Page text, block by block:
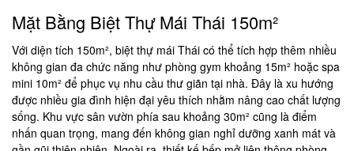
Mặt Bằng Biệt Thự Mái Thái 150m²
Với diện tích 150m², biệt thự mái Thái có thể tích hợp thêm nhiều
không gian đa chức năng như phòng gym khoảng 15m² hoặc spa
mini 10m² để phục vụ nhu cầu thư giãn tại nhà. Đây là xu hướng
được nhiều gia đình hiện đại yêu thích nhằm nâng cao chất lượng
sống. Khu vực sân vườn phía sau khoảng 30m² cũng là điểm
nhấn quan trọng, mang đến không gian nghỉ dưỡng xanh mát và